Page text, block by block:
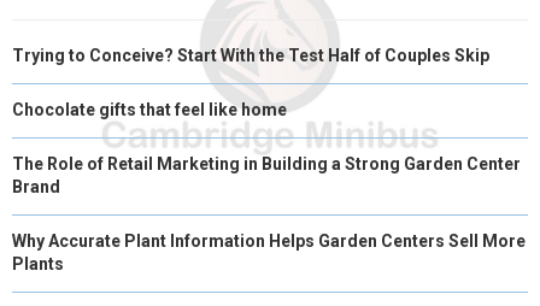
Trying to Conceive? Start With the Test Half of Couples Skip
Chocolate gifts that feel like home
The Role of Retail Marketing in Building a Strong Garden Center
Brand
Why Accurate Plant Information Helps Garden Centers Sell More
Plants